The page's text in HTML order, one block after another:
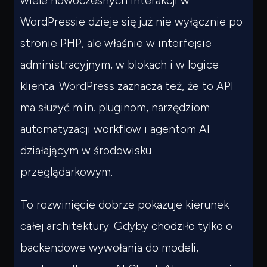
WordPressie dzieje się już nie wyłącznie po
stronie PHP, ale właśnie w interfejsie
administracyjnym, w blokach i w logice
klienta. WordPress zaznacza też, że to API
ma służyć m.in. pluginom, narzędziom
automatyzacji workflow i agentom AI
działającym w środowisku
przeglądarkowym.
To rozwinięcie dobrze pokazuje kierunek
całej architektury. Gdyby chodziło tylko o
backendowe wywołania do modeli,